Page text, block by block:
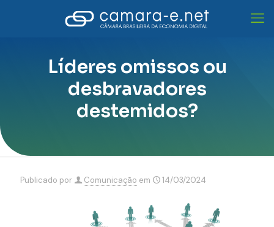
Líderes omissos ou
desbravadores
destemidos?
Publicado por Comunicação em 14/03/2024